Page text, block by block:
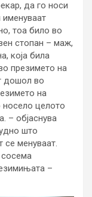
да го носи
именуваат
тоа било во
стопан – маж,
која била
презимето на
дошол во
на
носело целото
– објаснува
што
се менуваат.
–